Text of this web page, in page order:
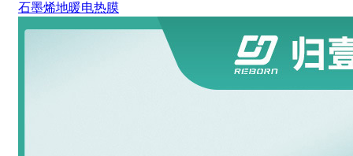
石墨烯地暖电热膜